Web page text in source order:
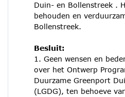
Duin- en Bollenstreek .
behouden en
Bollenstreek.
Besluit:
1. Geen wensen en
over het Ontwerp
Duurzame Greenport
(LGDG), ten behoeve